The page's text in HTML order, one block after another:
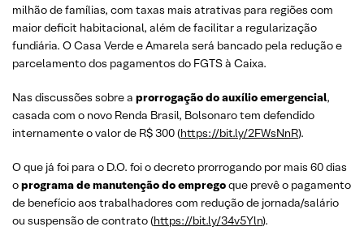
milhão de famílias, com taxas mais atrativas para regiões com
maior deficit habitacional, além de facilitar a regularização
fundiária. O Casa Verde e Amarela será bancado pela redução e
parcelamento dos pagamentos do FGTS à Caixa.
Nas discussões sobre a prorrogação do auxílio emergencial,
casada com o novo Renda Brasil, Bolsonaro tem defendido
internamente o valor de R$ 300 (https://bit.ly/2FWsNnR).
O que já foi para o D.O. foi o decreto prorrogando por mais 60 dias
oprograma de manutenção do empregoque prevê o pagamento
de benefício aos trabalhadores com redução de jornada/salário
ou suspensão de contrato (https://bit.ly/34v5Yln).